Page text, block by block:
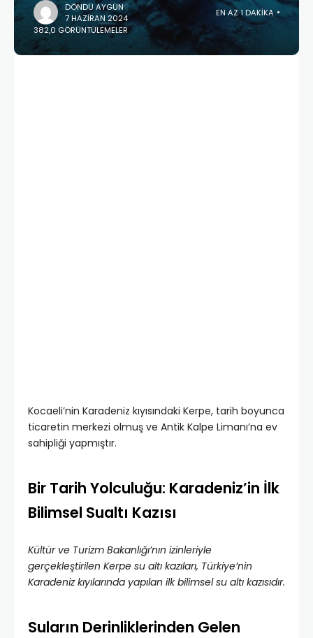
DÖNDÜ AYGÜN
7 HAZIRAN 2024
EN AZ 1 DAKIKA
382,0 GÖRÜNTÜLEMELER
Kocaeli’nin Karadeniz kıyısındaki Kerpe, tarih boyunca
ticaretin merkezi olmuş ve Antik Kalpe Limanı’na ev
sahipliği yapmıştır.
Bir Tarih Yolculuğu: Karadeniz’in İlk
Bilimsel Sualtı Kazısı
Kültür ve Turizm Bakanlığı’nın izinleriyle
gerçekleştirilen Kerpe su altı kazıları, Türkiye’nin
Karadeniz kıyılarında yapılan ilk bilimsel su altı kazısıdır.
Suların Derinliklerinden Gelen